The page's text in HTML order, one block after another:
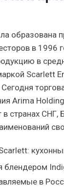
образована
в 1996
в
Scarlett
Arima
в странах СНГ,
в